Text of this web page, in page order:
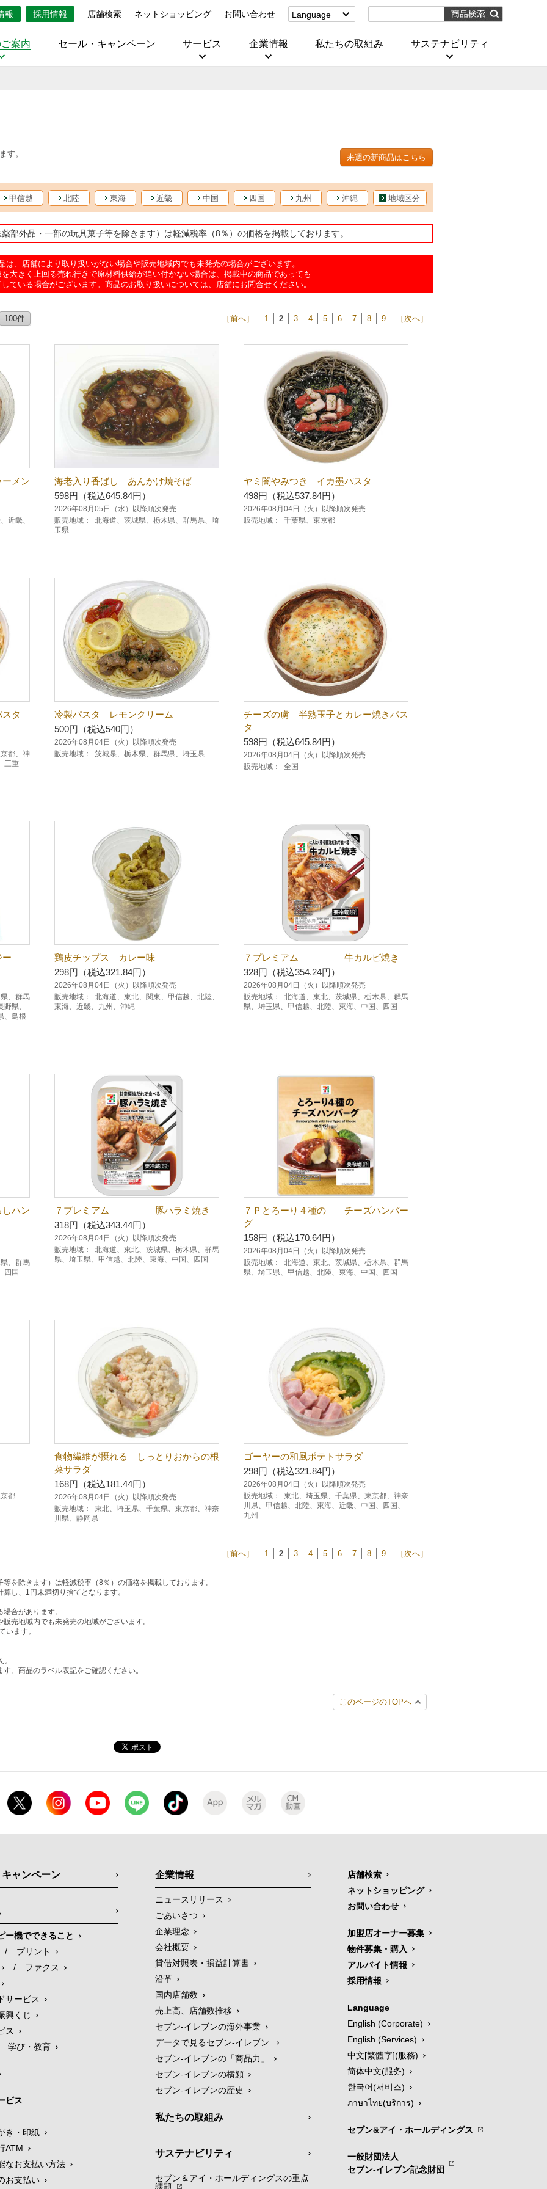
報 採用情報 店舗検索 ネットショッピング お問い合わせ
Language
(Corporate)
案内 セール・キャンペーン サービス 企業情報 私たちの取組み サステナビリティ
す。 来週の新商品はこちら
甲信越 北陸 東海 近畿 中国 四国 九州 沖縄 地域区分
部外品・一部の玩具菓子等を除きます）は軽減税率（8％）の価格を掲載しております。
は、店舗により取り扱いがない場合や販売地域内でも未発売の場合がございます。
大きく上回る売れ行きで原材料供給が追い付かない場合は、掲載中の商品であっても
ている場合がございます。商品のお取り扱いについては、店舗にお問合せください。
100件 ［前へ］ 1 2 3 4 5 6 7 8 9 ［次へ］
メン
近畿、
海老入り香ばし あんかけ焼そば
598円（税込645.84円）
2026年08月05日（水）以降順次発売
販売地域：
北海道、茨城県、栃木県、群馬県、埼
玉県
ヤミ闇やみつき イカ墨パスタ
498円（税込537.84円）
2026年08月04日（火）以降順次発売
販売地域：
千葉県、東京都
タ
都、神
三重
冷製パスタ レモンクリーム
500円（税込540円）
2026年08月04日（火）以降順次発売
販売地域：
茨城県、栃木県、群馬県、埼玉県
チーズの虜 半熟玉子とカレー焼きパス
タ
598円（税込645.84円）
2026年08月04日（火）以降順次発売
販売地域：
全国
、群馬
県、
、島根
鶏皮チップス カレー味
298円（税込321.84円）
2026年08月04日（火）以降順次発売
販売地域：
北海道、東北、関東、甲信越、北陸、
東海、近畿、九州、沖縄
７プレミアム 牛カルビ焼き
328円（税込354.24円）
2026年08月04日（火）以降順次発売
販売地域：
北海道、東北、茨城県、栃木県、群馬
県、埼玉県、甲信越、北陸、東海、中国、四国
ハン
、群馬
四国
７プレミアム 豚ハラミ焼き
318円（税込343.44円）
2026年08月04日（火）以降順次発売
販売地域：
北海道、東北、茨城県、栃木県、群馬
県、埼玉県、甲信越、北陸、東海、中国、四国
７Ｐとろーり４種の チーズハンバー
グ
158円（税込170.64円）
2026年08月04日（火）以降順次発売
販売地域：
北海道、東北、茨城県、栃木県、群馬
県、埼玉県、甲信越、北陸、東海、中国、四国
都
食物繊維が摂れる しっとりおからの根
菜サラダ
168円（税込181.44円）
2026年08月04日（火）以降順次発売
販売地域：
東北、埼玉県、千葉県、東京都、神奈
川県、静岡県
ゴーヤーの和風ポテトサラダ
298円（税込321.84円）
2026年08月04日（火）以降順次発売
販売地域：
東北、埼玉県、千葉県、東京都、神奈
川県、甲信越、北陸、東海、近畿、中国、四国、
九州
［前へ］ 1 2 3 4 5 6 7 8 9 ［次へ］
を除きます）は軽減税率（8％）の価格を掲載しております。
し、1円未満切り捨てとなります。
合があります。
売地域内でも未発売の地域がございます。
います。
。
。商品のラベル表記をご確認ください。
このページのTOPへ
ャンペーン
ー機でできること
/
プリント
/
ファクス
サービス
興くじ
ス
学び・教育
ビス
き・印紙
ATM
なお支払い方法
お支払い
企業情報
ニュースリリース
ごあいさつ
企業理念
会社概要
貸借対照表・損益計算書
沿革
国内店舗数
売上高、店舗数推移
セブン‐イレブンの海外事業
データで見るセブン‐イレブン
セブン‐イレブンの「商品力」
セブン-イレブンの横顔
セブン-イレブンの歴史
私たちの取組み
サステナビリティ
セブン＆アイ・ホールディングスの重点
課題
店舗検索
ネットショッピング
お問い合わせ
加盟店オーナー募集
物件募集・購入
アルバイト情報
採用情報
Language
English (Corporate)
English (Services)
中文[繁體字](服務)
简体中文(服务)
한국어(서비스)
ภาษาไทย(บริการ)
セブン&アイ・ホールディングス
一般財団法人
セブン-イレブン記念財団